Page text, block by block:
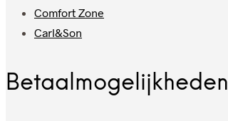
Comfort Zone
Carl&Son
Betaalmogelijkheden